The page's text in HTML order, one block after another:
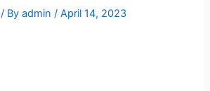
/ Byadmin/April 14, 2023